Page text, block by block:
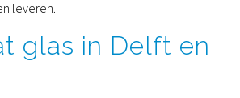
leveren.
glas in Delft en